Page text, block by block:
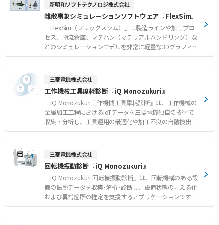
力」「温度」や、各種センサ情報を産業用イーサネットま
たは、データ通信プロトコルOPC UAにより、上位システ
ムと通信が可能 ●IO-Linkに対応
新明和ソフトテクノロジ株式会社
離散事象シミュレーションソフトウェア『FlexSim』
『FlexSim（フレックスシム）』は製造ラインや加工プロ
セス、物流倉庫、マテハン（マテリアルハンドリング）な
どのシミュレーションモデルを非常に軽量な3Dグラフィッ
クで構築し、モノ・ヒトの流れを計算できるソフトウェア
です。 機械や作業員の稼働率・作業負荷、作業時間など多
です。 これにより工場や倉庫のボトルネックを発見し、性
能を最大化するために必要な比較データを瞬時に得ること
ができ、施設の最適化を支援します。 ●簡単で使いやすい
・ドラッグ＆ドロップやショートカットキーなどを用い
て、シミュレーションモデルの構築が可能 ・外部ファイ
ルの取り込みにより、オブジェクトの外観を変更できる ●
データが軽く大規模なレイアウトでも計算ができる ・規
能 ●結果をグラフ化し、分かりやすく表示 ・円グラ
フ、棒グラフ、ガントチャートなど、各種テンプレートを
保有 ・シミュレーションの時系列に沿って、グラフを自
動更新 ・一元表示で容易に比較できる ●ノンプログラ
ミングでプロセスの編集ができる ・プロセスフロー機能
により、ピッキング順序や搬送経路、工作機械などのキャ
三菱電機株式会社
工作機械工具摩耗診断『iQ Monozukuri』
『iQ Monozukuri工作機械工具摩耗診断』は、工作機械の
金属加工工程におけるIoTデータを三菱電機独自の技術で
収集・分析し、工具運用の最適化や加工不良の自動検出を
実現するアプリケーションです。 ●収集データから診断対
象加工区間を自動抽出 ●工具交換時期の最適化 ●工具寿
診断
三菱電機株式会社
回転機振動診断『iQ Monozukuri』
『iQ Monozukuri 回転機振動診断』は、回転機構のある設
備の振動データを収集･解析･診断し、設備状態の見える化
および異常箇所の推定を支援するアプリケーションです。
モータ、送風機（ファン、ブロワ）、圧縮機、ポンプ、増
減速機、撹拌機、コンベア、コンバーティング機械など同